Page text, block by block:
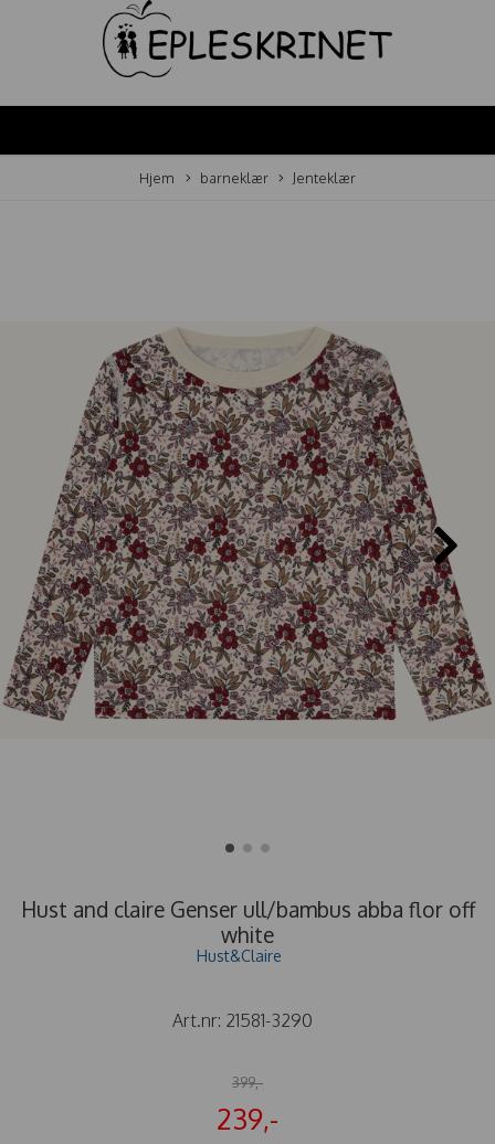
Hjem barneklær Jenteklær
Hust and claire Genser ull/bambus abba flor off
white
Hust&Claire
Art.nr: 21581-3290
399,-
239,-